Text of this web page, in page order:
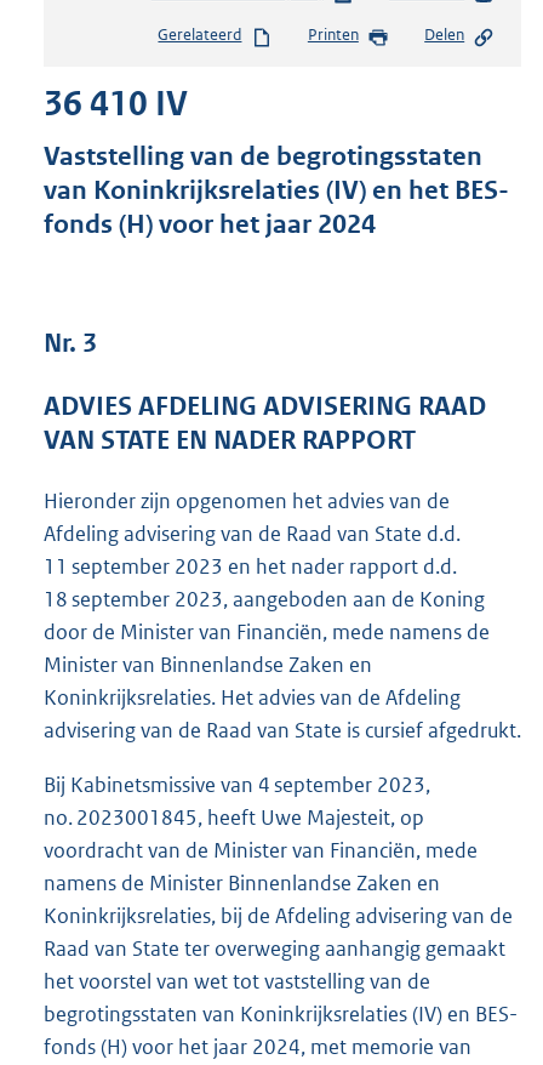
s
s
g
r
4
K
Gerelateerd Printen Delen
36 410 IV
Vaststelling van de begrotingsstaten
van Koninkrijksrelaties (IV) en het BES-
fonds (H) voor het jaar 2024
Nr. 3
ADVIES AFDELING ADVISERING RAAD
VAN STATE EN NADER RAPPORT
Hieronder zijn opgenomen het advies van de
Afdeling advisering van de Raad van State d.d.
11 september 2023 en het nader rapport d.d.
18 september 2023, aangeboden aan de Koning
door de Minister van Financiën, mede namens de
Minister van Binnenlandse Zaken en
Koninkrijksrelaties. Het advies van de Afdeling
advisering van de Raad van State is cursief afgedrukt.
Bij Kabinetsmissive van 4 september 2023,
no. 2023001845, heeft Uwe Majesteit, op
voordracht van de Minister van Financiën, mede
namens de Minister Binnenlandse Zaken en
Koninkrijksrelaties, bij de Afdeling advisering van de
Raad van State ter overweging aanhangig gemaakt
het voorstel van wet tot vaststelling van de
begrotingsstaten van Koninkrijksrelaties (IV) en BES-
fonds (H) voor het jaar 2024, met memorie van